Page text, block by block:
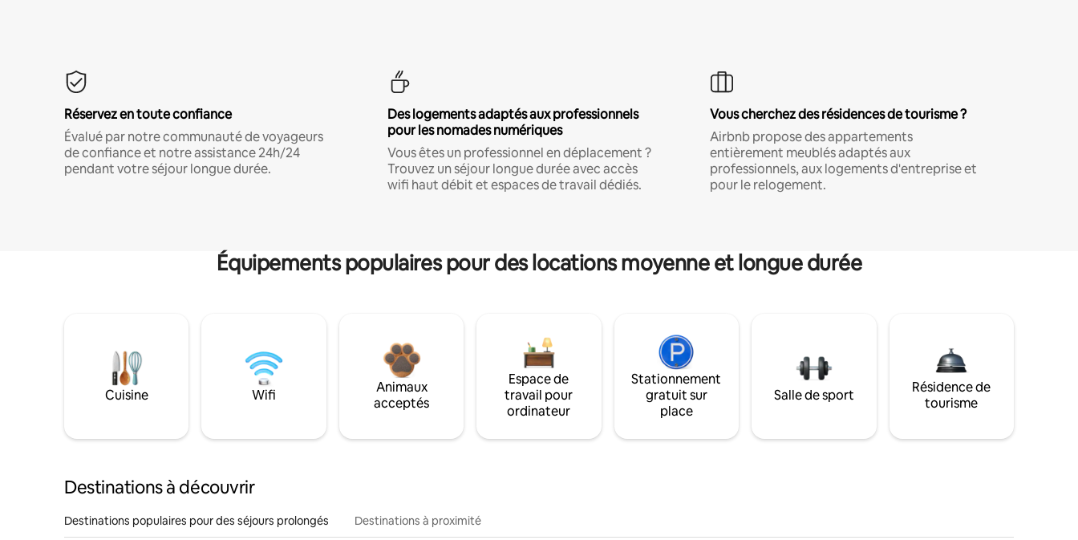
Réservez en toute confiance
Évalué par notre communauté de voyageurs
de confiance et notre assistance 24h/24
pendant votre séjour longue durée.
Des logements adaptés aux professionnels
pour les nomades numériques
Vous êtes un professionnel en déplacement ?
Trouvez un séjour longue durée avec accès
wifi haut débit et espaces de travail dédiés.
Vous cherchez des résidences de tourisme ?
Airbnb propose des appartements
entièrement meublés adaptés aux
professionnels, aux logements d'entreprise et
pour le relogement.
Équipements populaires pour des locations moyenne et longue durée
Cuisine Wifi
Animaux
acceptés
Espace de
travail pour
ordinateur
Stationnement
gratuit sur
place
Salle de sport
Résidence de
tourisme
Destinations à découvrir
Destinations populaires pour des séjours prolongés Destinations à proximité